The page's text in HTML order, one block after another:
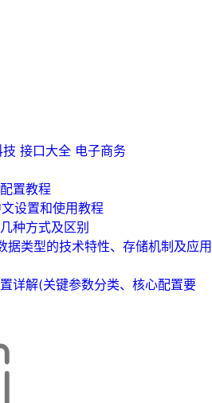
接口大全 电子商务
置教程
设置和使用教程
种方式及区别
据类型的技术特性、存储机制及应用
详解(关键参数分类、核心配置要